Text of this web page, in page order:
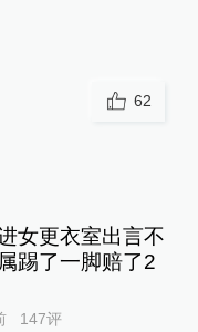
62
女更衣室出言不
踢了一脚赔了2
147评